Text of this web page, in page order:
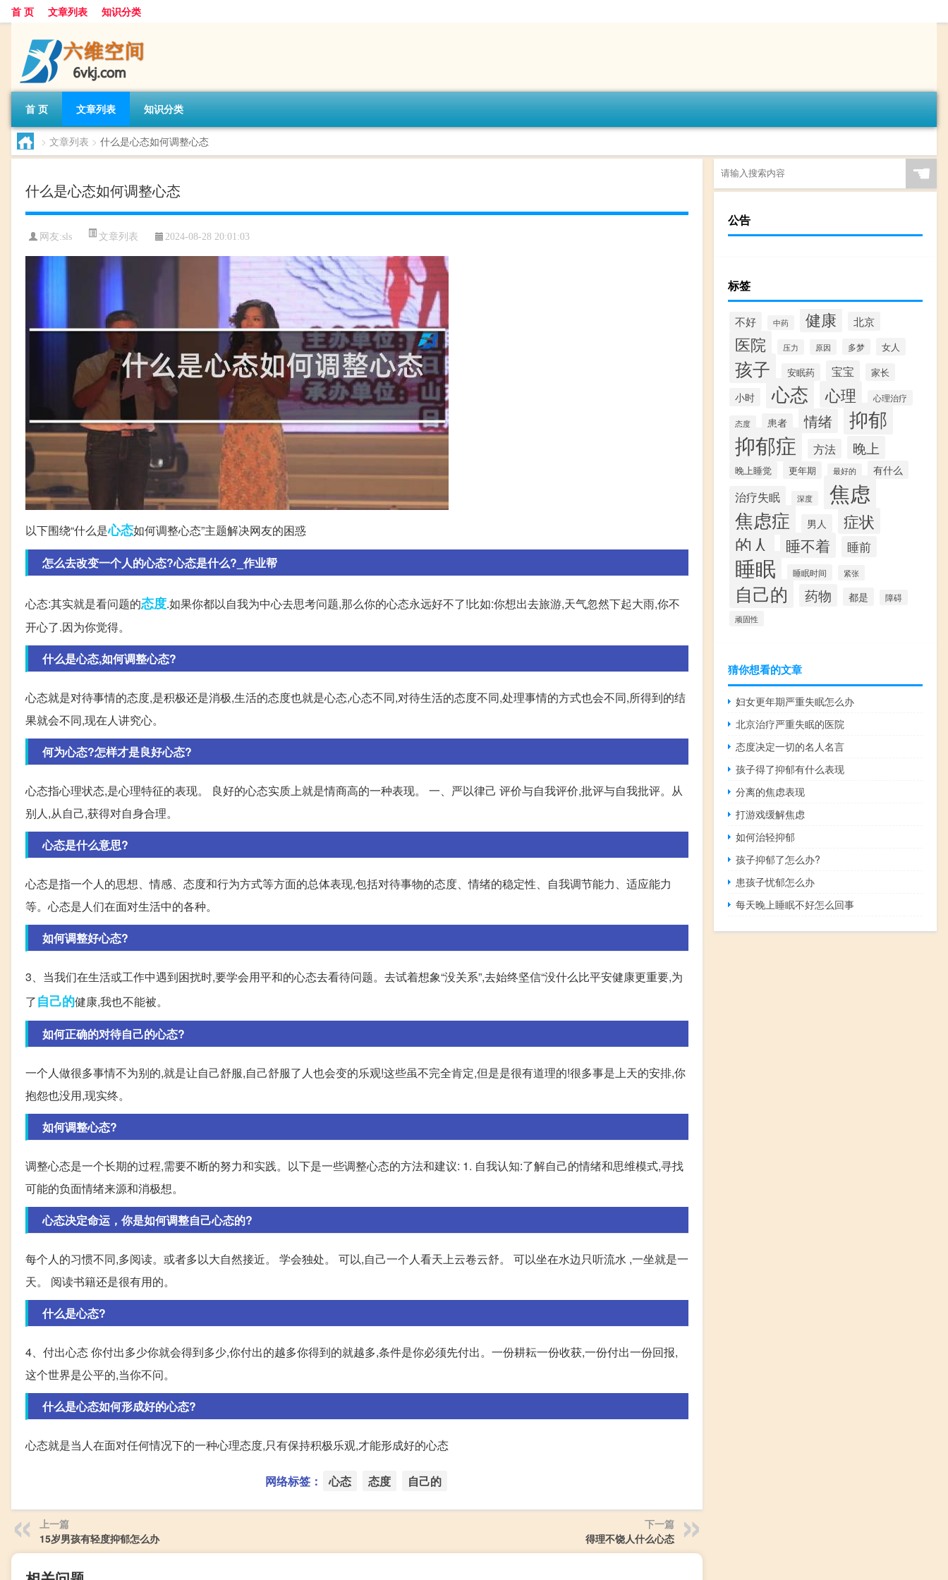
首 页 文章列表 知识分类
首 页 文章列表 知识分类
> 文章列表 > 什么是心态如何调整心态
什么是心态如何调整心态
网友:sls 文章列表 2024-08-28 20:01:03
以下围绕“什么是心态如何调整心态”主题解决网友的困惑
怎么去改变一个人的心态?心态是什么?_作业帮
心态:其实就是看问题的态度.如果你都以自我为中心去思考问题,那么你的心态永远好不了!比如:你想出去旅游,天气忽然下起大雨,你不
开心了.因为你觉得。
什么是心态,如何调整心态?
心态就是对待事情的态度,是积极还是消极,生活的态度也就是心态,心态不同,对待生活的态度不同,处理事情的方式也会不同,所得到的结
果就会不同,现在人讲究心。
何为心态?怎样才是良好心态?
心态指心理状态,是心理特征的表现。 良好的心态实质上就是情商高的一种表现。 一、严以律己 评价与自我评价,批评与自我批评。从
别人,从自己,获得对自身合理。
心态是什么意思?
心态是指一个人的思想、情感、态度和行为方式等方面的总体表现,包括对待事物的态度、情绪的稳定性、自我调节能力、适应能力
等。心态是人们在面对生活中的各种。
如何调整好心态?
3、当我们在生活或工作中遇到困扰时,要学会用平和的心态去看待问题。去试着想象“没关系”,去始终坚信“没什么比平安健康更重要,为
了自己的健康,我也不能被。
如何正确的对待自己的心态?
一个人做很多事情不为别的,就是让自己舒服,自己舒服了人也会变的乐观!这些虽不完全肯定,但是是很有道理的!很多事是上天的安排,你
抱怨也没用,现实终。
如何调整心态?
调整心态是一个长期的过程,需要不断的努力和实践。以下是一些调整心态的方法和建议: 1. 自我认知:了解自己的情绪和思维模式,寻找
可能的负面情绪来源和消极想。
心态决定命运，你是如何调整自己心态的?
每个人的习惯不同,多阅读。或者多以大自然接近。 学会独处。 可以,自己一个人看天上云卷云舒。 可以坐在水边只听流水 ,一坐就是一
天。 阅读书籍还是很有用的。
什么是心态?
4、付出心态 你付出多少你就会得到多少,你付出的越多你得到的就越多,条件是你必须先付出。一份耕耘一份收获,一份付出一份回报,
这个世界是公平的,当你不问。
什么是心态如何形成好的心态?
心态就是当人在面对任何情况下的一种心理态度,只有保持积极乐观,才能形成好的心态
网络标签： 心态 态度 自己的
上一篇
15岁男孩有轻度抑郁怎么办
下一篇
得理不饶人什么心态
☚
公告
标签
不好 中药 健康 北京
医院 压力 原因 多梦 女人
孩子 安眠药 宝宝 家长
小时 心态 心理 心理治疗
态度 患者 情绪 抑郁
抑郁症 方法 晚上
晚上睡觉 更年期 最好的 有什么
治疗失眠 深度 焦虑
焦虑症 男人 症状
的人 睡不着 睡前
睡眠 睡眠时间 紧张
自己的 药物 都是
障碍
顽固性
猜你想看的文章
妇女更年期严重失眠怎么办
北京治疗严重失眠的医院
态度决定一切的名人名言
孩子得了抑郁有什么表现
分离的焦虑表现
打游戏缓解焦虑
如何治轻抑郁
孩子抑郁了怎么办?
患孩子忧郁怎么办
每天晚上睡眠不好怎么回事